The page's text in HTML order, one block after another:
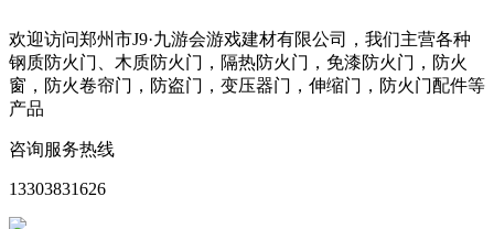
欢迎访问郑州市J9·九游会游戏建材有限公司，我们主营各种
钢质防火门、木质防火门，隔热防火门，免漆防火门，防火
窗，防火卷帘门，防盗门，变压器门，伸缩门，防火门配件等
产品
咨询服务热线
13303831626